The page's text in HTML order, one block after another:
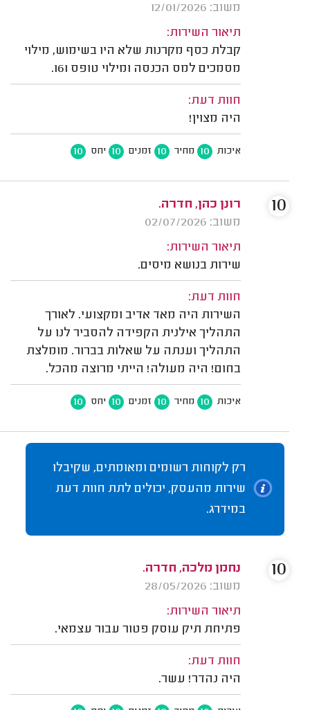
משוב: 12/01/2026
תיאור השירות:
קבלת כסף מקרנות שלא היו בשימוש, מילוי
מסמכים למס הכנסה ומילוי טופס 161.
חוות דעת:
היה מצוין!
איכות 10 מחיר 10 זמנים 10 יחס 10
רונן כהן, חדרה.
משוב: 02/07/2026
תיאור השירות:
שירות בנושא מיסים.
חוות דעת:
השירות היה מאד אדיב ומקצועי. לאורך
התהליך אילנית הקפידה להסביר לנו על
התהליך וענתה על שאלות בברור. מומלצת
בחום! היה מעולה! הייתי מרוצה מהכל.
איכות 10 מחיר 10 זמנים 10 יחס 10
10
רק לקוחות רשומים ומאומתים, שקיבלו
שירות מהעסק, יכולים לתת חוות דעת
במידרג.
נחמן מלכה, חדרה.
משוב: 28/05/2026
תיאור השירות:
פתיחת תיק עוסק פטור עבור עצמאי.
חוות דעת:
היה נהדר! עשר.
10